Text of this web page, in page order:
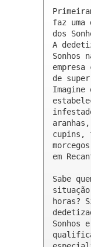
faz uma
dos
A
Sonhos
empresa
de
Imagine
cupins,
em
Sabe
situação
horas?
Sonhos